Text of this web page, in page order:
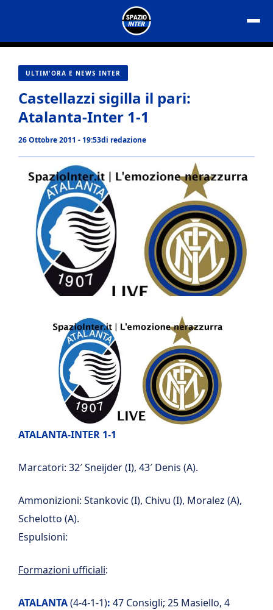
contenuto
ULTIM'ORA E NEWS INTER
Castellazzi sigilla il pari:
Atalanta-Inter 1-1
26 Ottobre 2011 - 19:53di redazione
ATALANTA-INTER 1-1
Marcatori: 32′ Sneijder (I), 43′ Denis (A).
Ammonizioni: Stankovic (I), Chivu (I), Moralez (A),
Schelotto (A).
Espulsioni:
Formazioni ufficiali:
ATALANTA(4-4-1-1): 47 Consigli; 25 Masiello, 4